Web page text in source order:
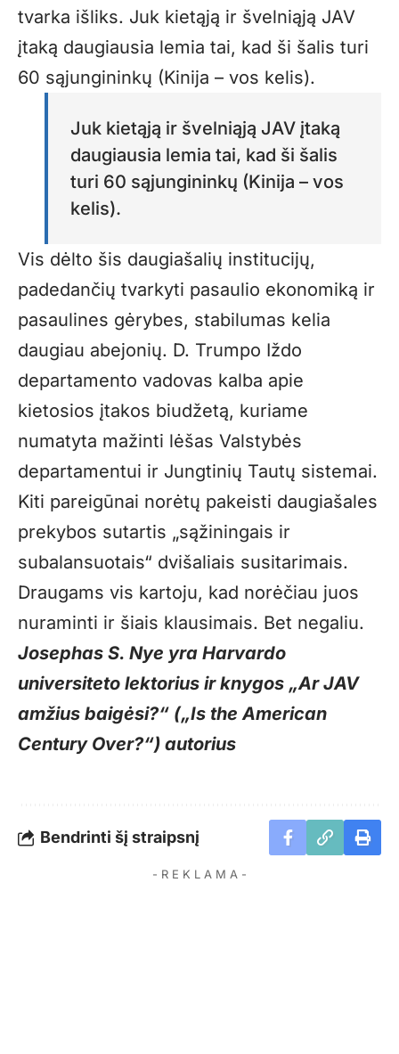
tvarka išliks. Juk kietąją ir švelniąją JAV
įtaką daugiausia lemia tai, kad ši šalis turi
60 sąjungininkų (Kinija – vos kelis).
Juk kietąją ir švelniąją JAV įtaką
daugiausia lemia tai, kad ši šalis
turi 60 sąjungininkų (Kinija – vos
kelis).
Vis dėlto šis daugiašalių institucijų,
padedančių tvarkyti pasaulio ekonomiką ir
pasaulines gėrybes, stabilumas kelia
daugiau abejonių. D. Trumpo Iždo
departamento vadovas kalba apie
kietosios įtakos biudžetą, kuriame
numatyta mažinti lėšas Valstybės
departamentui ir Jungtinių Tautų sistemai.
Kiti pareigūnai norėtų pakeisti daugiašales
prekybos sutartis „sąžiningais ir
subalansuotais“ dvišaliais susitarimais.
Draugams vis kartoju, kad norėčiau juos
nuraminti ir šiais klausimais. Bet negaliu.
Josephas S. Nye yra Harvardo
universiteto lektorius ir knygos „Ar JAV
amžius baigėsi?“ („Is the American
Century Over?“) autorius
Bendrinti šį straipsnį
- R E K L A M A -